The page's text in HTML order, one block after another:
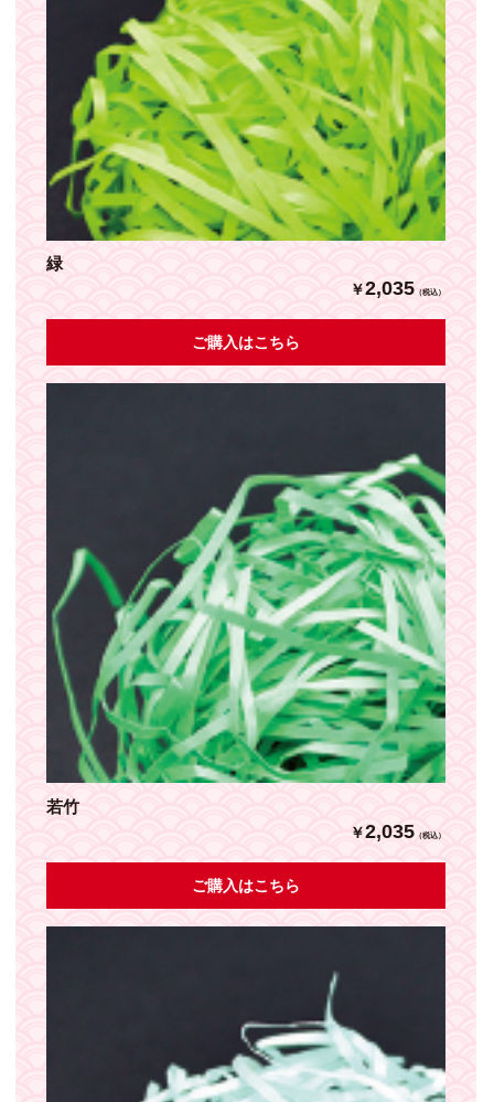
緑
￥2,035 （税込）
ご購入はこちら
若竹
￥2,035 （税込）
ご購入はこちら